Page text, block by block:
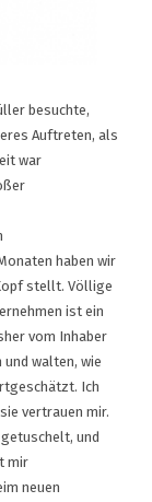
besuchte,
Auftreten, als
war
haben wir
stellt. Völlige
ist ein
vom Inhaber
walten, wie
Ich
vertrauen mir.
und
mir
neuen